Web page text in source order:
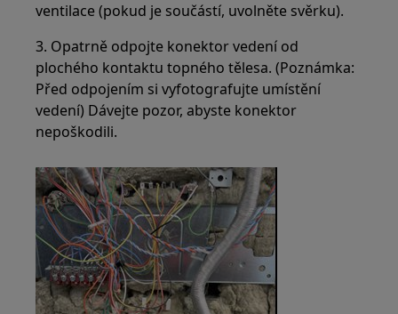
ventilace (pokud je součástí, uvolněte svěrku).
3. Opatrně odpojte konektor vedení od
plochého kontaktu topného tělesa. (Poznámka:
Před odpojením si vyfotografujte umístění
vedení) Dávejte pozor, abyste konektor
nepoškodili.